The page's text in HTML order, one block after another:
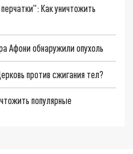
Как уничтожить
Афони обнаружили опухоль
против сжигания тел?
популярные